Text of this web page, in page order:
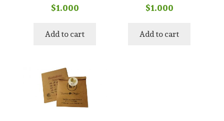
$1.000
Add to cart
$1.000
Add to cart